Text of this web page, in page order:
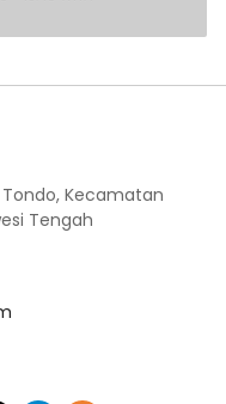
Kecamatan
Tengah